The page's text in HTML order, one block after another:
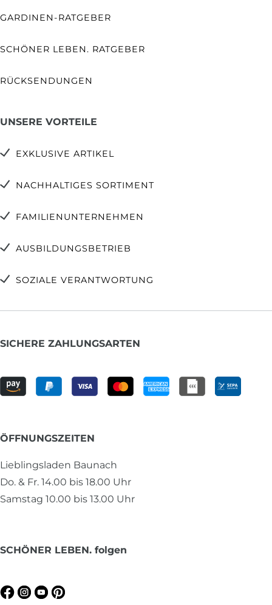
GARDINEN-RATGEBER
SCHÖNER LEBEN. RATGEBER
RÜCKSENDUNGEN
UNSERE VORTEILE
EXKLUSIVE ARTIKEL
NACHHALTIGES SORTIMENT
FAMILIENUNTERNEHMEN
AUSBILDUNGSBETRIEB
SOZIALE VERANTWORTUNG
SICHERE ZAHLUNGSARTEN
ÖFFNUNGSZEITEN
Lieblingsladen Baunach
Do. & Fr. 14.00 bis 18.00 Uhr
Samstag 10.00 bis 13.00 Uhr
SCHÖNER LEBEN. folgen